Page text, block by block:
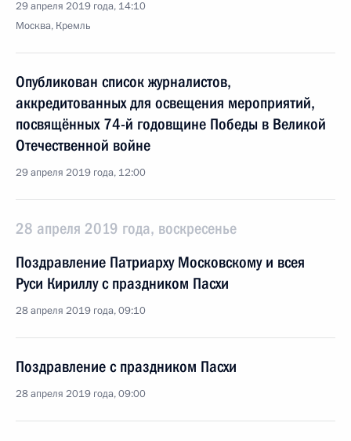
29 апреля 2019 года, 14:10
Москва, Кремль
Опубликован список журналистов,
аккредитованных для освещения мероприятий,
посвящённых 74-й годовщине Победы в Великой
Отечественной войне
29 апреля 2019 года, 12:00
28 апреля 2019 года, воскресенье
Поздравление Патриарху Московскому и всея
Руси Кириллу с праздником Пасхи
28 апреля 2019 года, 09:10
Поздравление с праздником Пасхи
28 апреля 2019 года, 09:00